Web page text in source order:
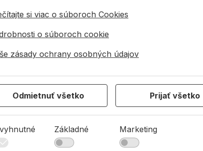
1,6
píly
WOOD&METAL bimetalový do chvostovej píly
Chvostová píla BOSCH GSA 1300
Pílový
si viac o súboroch Cookies
o súboroch cookie
zásady ochrany osobných údajov
Odmietnuť všetko Prijať všetko
Základné Marketing